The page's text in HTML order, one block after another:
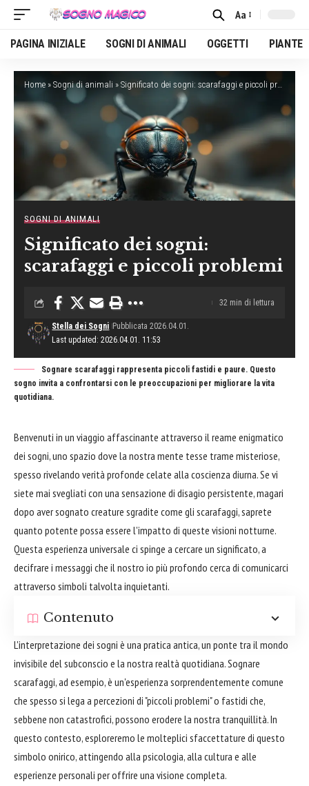
Font
Resizer
Aa
PAGINA INIZIALE SOGNI DI ANIMALI OGGETTI PIANTE
Home » Sogni di animali » Significato dei sogni: scarafaggi e piccoli problemi
SOGNI DI ANIMALI
Significato dei sogni:
scarafaggi e piccoli problemi
Last updated: 2026.04.01. 11:53
Stella dei Sogni Pubblicata 2026.04.01.
32 min di lettura
Sognare scarafaggi rappresenta piccoli fastidi e paure. Questo
sogno invita a confrontarsi con le preoccupazioni per migliorare la vita
quotidiana.
Benvenuti in un viaggio affascinante attraverso il reame enigmatico
dei sogni, uno spazio dove la nostra mente tesse trame misteriose,
spesso rivelando verità profonde celate alla coscienza diurna. Se vi
siete mai svegliati con una sensazione di disagio persistente, magari
dopo aver sognato creature sgradite come gli scarafaggi, saprete
quanto potente possa essere l'impatto di queste visioni notturne.
Questa esperienza universale ci spinge a cercare un significato, a
decifrare i messaggi che il nostro io più profondo cerca di comunicarci
attraverso simboli talvolta inquietanti.
Contenuto
L'interpretazione dei sogni è una pratica antica, un ponte tra il mondo
invisibile del subconscio e la nostra realtà quotidiana. Sognare
scarafaggi, ad esempio, è un'esperienza sorprendentemente comune
che spesso si lega a percezioni di "piccoli problemi" o fastidi che,
sebbene non catastrofici, possono erodere la nostra tranquillità. In
questo contesto, esploreremo le molteplici sfaccettature di questo
simbolo onirico, attingendo alla psicologia, alla cultura e alle
esperienze personali per offrire una visione completa.